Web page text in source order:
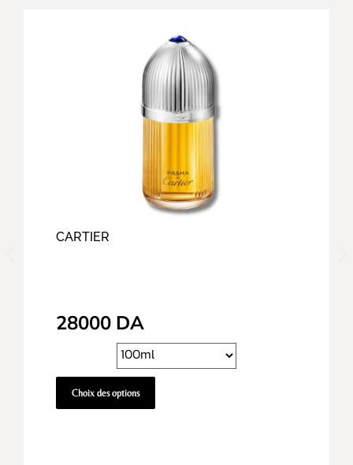
CARTIER
28000 DA
Choix des options